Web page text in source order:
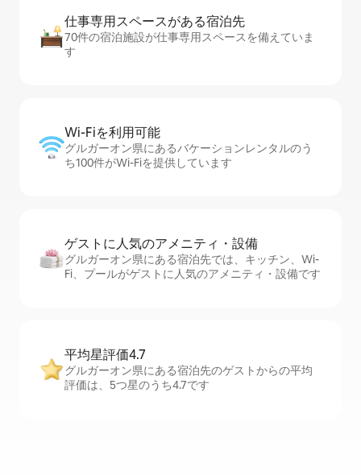
仕事専用ス⁠ペ⁠ー⁠スがあ⁠る宿⁠泊⁠先
70件の宿泊施設が仕事専用スペースを備えていま
す
Wi-Fiを利⁠用⁠可⁠能
グルガーオン県にあるバケーションレンタルのう
ち100件がWi-Fiを提供しています
ゲストに人⁠気⁠のア⁠メ⁠ニ⁠テ⁠ィ・設⁠備
グルガーオン県にある宿泊先では、キッチン、Wi-
Fi、プールがゲストに人気のアメニティ・設備です
平均星評価4.7
グルガーオン県にある宿泊先のゲストからの平均
評価は、5つ星のうち4.7です